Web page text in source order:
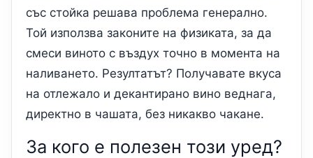
със стойка решава проблема генерално.
Той използва законите на физиката, за да
смеси виното с въздух точно в момента на
наливането. Резултатът? Получавате вкуса
на отлежало и декантирано вино веднага,
директно в чашата, без никакво чакане.
За кого е полезен този уред?